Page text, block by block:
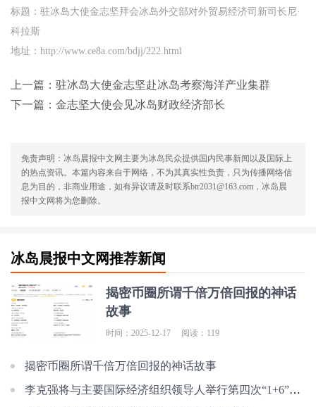
标题：驻冰岛大使金志坚拜会冰岛外交部对外贸易经济司新司长尼·
科拉斯
地址：http://www.ce8a.com/bdjj/222.html
上一篇： 驻冰岛大使金志坚赴冰岛考察海洋产业集群
下一篇： 金志坚大使会见冰岛财政经济部长
免责声明：冰岛晨报中文网主要为冰岛民众提供国内民事新闻以及国际上
的热点资讯。本篇内容来自于网络，不为其真实性负责，只为传播网络信
息为目的，非商业用途，如有异议请及时联系btr2031@163.com，冰岛晨
报中文网将为您删除。
冰岛晨报中文网推荐新闻
揭密币圈所谓千倍万倍回报的神话
故事
时间：2025-12-17 阅读：119
揭密币圈所谓千倍万倍回报的神话故事
李克强将与主要国际经济组织领导人举行第四次“1+6”圆桌对话